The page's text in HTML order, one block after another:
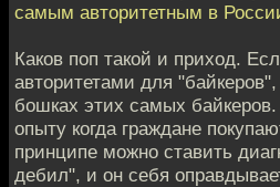
самым авторитетным в
Каков поп такой и приход.
авторитетами для
бошках этих самых
опыту когда граждане
принципе можно ставить
дебил", и он себя